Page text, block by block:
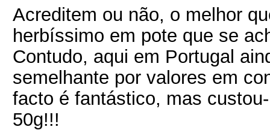
Acreditem ou não, o melhor
herbíssimo em pote que se
Contudo, aqui em Portugal
semelhante por valores em
facto é fantástico, mas
50g!!!